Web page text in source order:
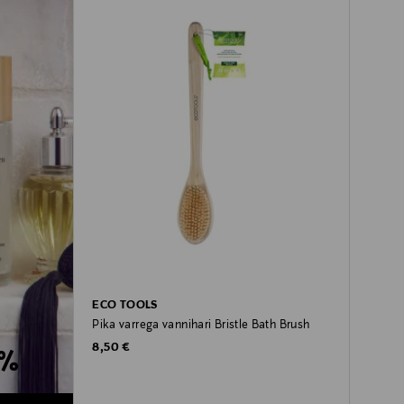
ECO TOOLS
Pika varrega vannihari Bristle Bath Brush
Original Price
8,50 €